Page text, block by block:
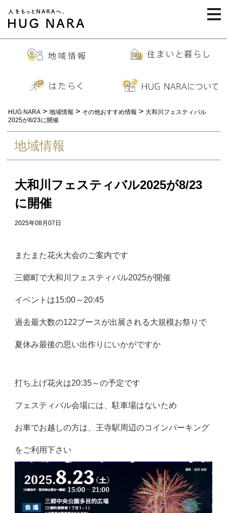
HUG NARA > 地域情報 > その他おすすめ情報 > 大和川フェスティバル
2025が8/23に開催
地域情報
大和川フェスティバル2025が8/23
に開催
2025年08月07日
またまた花火大会のご案内です
三郷町で大和川フェスティバル2025が開催
イベントは15:00～20:45
過去最大数の122ブースが出展される大規模お祭りで
夏休み最後の思い出作りにいかがですか
打ち上げ花火は20:35～の予定です
フェスティバル会場には、駐車場はないため
お車でお越しの方は、王寺駅周辺のコインパーキング
をご利用下さい